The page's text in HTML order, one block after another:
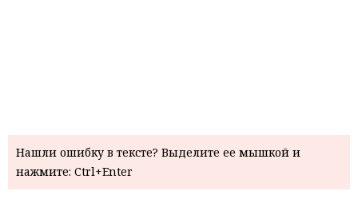
Нашли ошибку в тексте? Выделите ее мышкой и
нажмите: Ctrl+Enter